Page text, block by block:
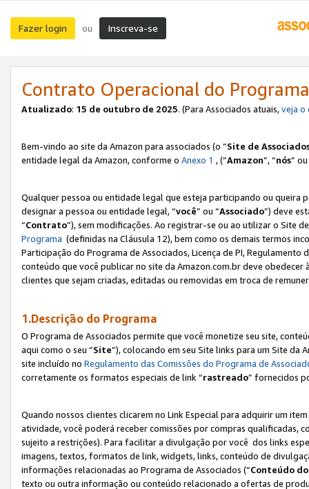
Fazer login ou Inscreva-se
Contrato Operacional do
Atualizado: 15 de outubro de 2025. (Para Associados atuais,veja o
Bem-vindo ao site da Amazon para associados (o “Site de
entidade legal da Amazon, conforme o Anexo 1 , (“Amazon”, “nós”
Qualquer pessoa ou entidade legal que esteja participando ou queira
designar a pessoa ou entidade legal, “você” ou “Associado”) deve
“Contrato”), sem modificações. Ao registrar-se ou ao utilizar o Site
Programa (definidas na Cláusula 12), bem como os demais termos
Participação do Programa de Associados, Licença de PI,
conteúdo que você publicar no site da Amazon.com.br deve
clientes que sejam criadas, editadas ou removidas em troca de
1.Descrição do Programa
O Programa de Associados permite que você monetize seu site,
aqui como o seu “Site”), colocando em seu Site links para um Site da
site incluído no Regulamento das Comissões do Programa de
corretamente os formatos especiais de link “rastreado” fornecidos
Quando nossos clientes clicarem no Link Especial para adquirir um
atividade, você poderá receber comissões por compras qualificadas,
sujeito a restrições). Para facilitar a divulgação por você dos links
imagens, textos, formatos de link, widgets, links, conteúdo de
informações relacionadas ao Programa de Associados (“Conteúdo
texto ou outra informação ou conteúdo relacionado a ofertas de